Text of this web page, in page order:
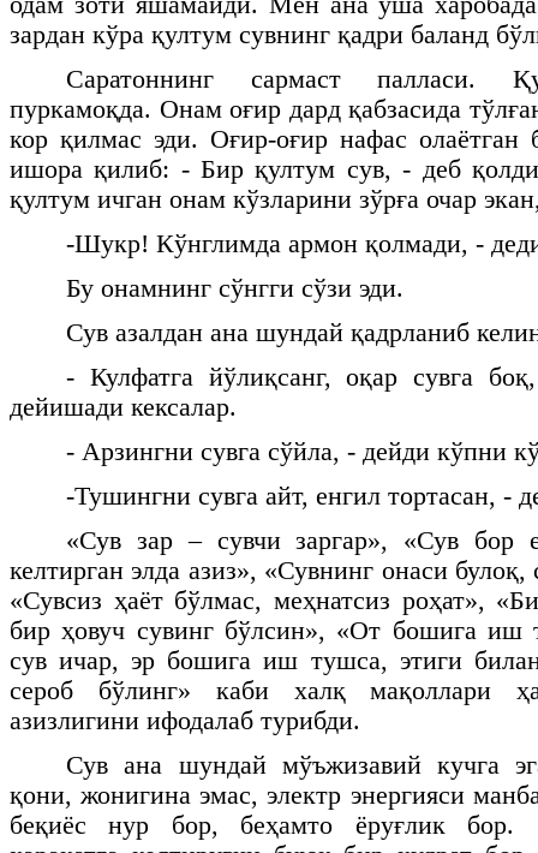
зардан кўра қултум сувнинг қадри баланд
Саратоннинг сармаст палласи.
пуркамоқда. Онам оғир дард қабзасида
кор қилмас эди. Оғир-оғир нафас олаётган
ишора қилиб: - Бир қултум сув, - деб
қултум ичган онам кўзларини зўрға очар
-Шукр! Кўнглимда армон қолмади, -
Бу онамнинг сўнгги сўзи эди.
Сув азалдан ана шундай қадрланиб
- Кулфатга йўлиқсанг, оқар сувга
дейишади кексалар.
- Арзингни сувга сўйла, - дейди кўпни
-Тушингни сувга айт, енгил тортасан, -
«Сув зар – сувчи заргар», «Сув бор
келтирган элда азиз», «Сувнинг онаси
«Сувсиз ҳаёт бўлмас, меҳнатсиз роҳат»,
бир ҳовуч сувинг бўлсин», «От бошига иш
сув ичар, эр бошига иш тушса, этиги
сероб бўлинг» каби халқ мақоллари
азизлигини ифодалаб турибди.
Сув ана шундай мўъжизавий кучга
қони, жонигина эмас, электр энергияси
беқиёс нур бор, беҳамто ёруғлик бор.